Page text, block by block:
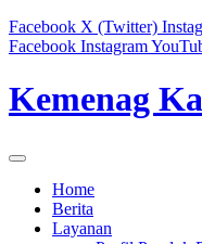
Facebook X (Twitter)
Facebook Instagram
Kemenag
Home
Berita
Layanan